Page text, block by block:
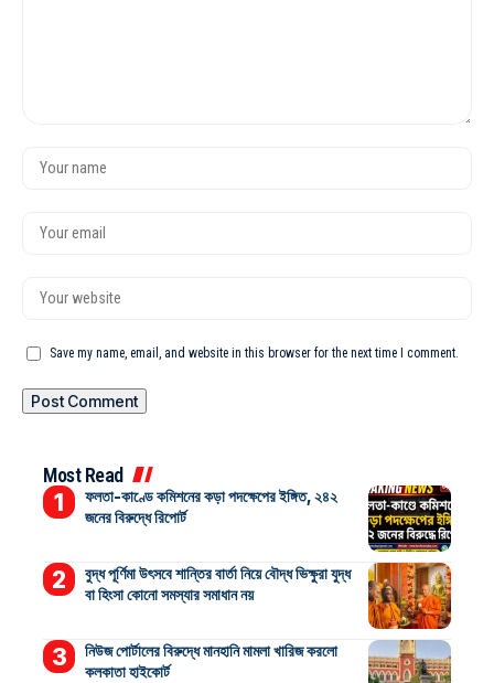
Save my name, email, and website in this browser for the next time I comment.
Most Read
ফলতা-কাণ্ডে কমিশনের কড়া পদক্ষেপের ইঙ্গিত, ২৪২
জনের বিরুদ্ধে রিপোর্ট
বুদ্ধ পূর্ণিমা উৎসবে শান্তির বার্তা নিয়ে বৌদ্ধ ভিক্ষুরা যুদ্ধ
বা হিংসা কোনো সমস্যার সমাধান নয়
নিউজ পোর্টালের বিরুদ্ধে মানহানি মামলা খারিজ করলো
কলকাতা হাইকোর্ট